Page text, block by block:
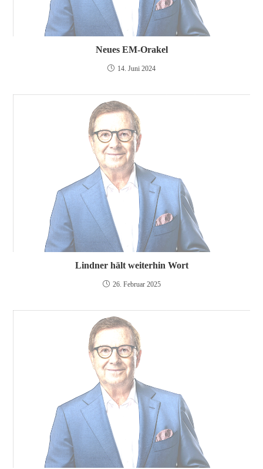
Neues EM-Orakel
14. Juni 2024
Lindner hält weiterhin Wort
26. Februar 2025